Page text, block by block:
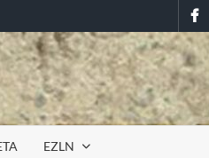
EZLN